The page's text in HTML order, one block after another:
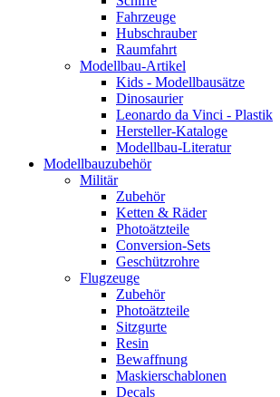
Fahrzeuge
Hubschrauber
Raumfahrt
Modellbau-Artikel
Kids - Modellbausätze
Dinosaurier
Leonardo da Vinci - Plastik
Hersteller-Kataloge
Modellbau-Literatur
Modellbauzubehör
Militär
Zubehör
Ketten & Räder
Photoätzteile
Conversion-Sets
Geschützrohre
Flugzeuge
Zubehör
Photoätzteile
Sitzgurte
Resin
Bewaffnung
Maskierschablonen
Decals